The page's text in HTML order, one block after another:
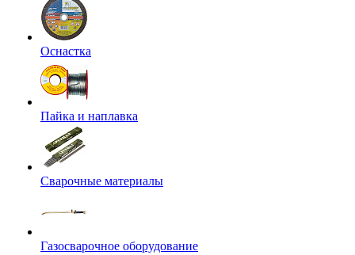
Оснастка
Пайка и наплавка
Сварочные материалы
Газосварочное оборудование